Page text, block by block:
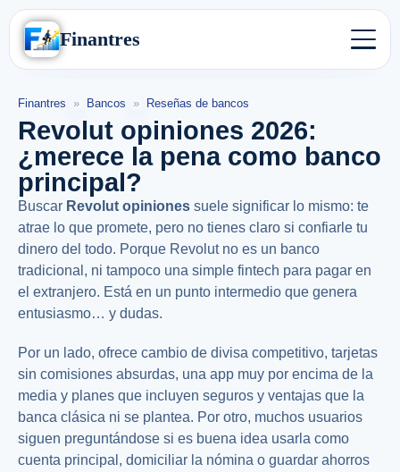
Finantres
Finantres » Bancos » Reseñas de bancos
Revolut opiniones 2026:
¿merece la pena como banco
principal?
Buscar Revolut opiniones suele significar lo mismo: te
atrae lo que promete, pero no tienes claro si confiarle tu
dinero del todo. Porque Revolut no es un banco
tradicional, ni tampoco una simple fintech para pagar en
el extranjero. Está en un punto intermedio que genera
entusiasmo… y dudas.
Por un lado, ofrece cambio de divisa competitivo, tarjetas
sin comisiones absurdas, una app muy por encima de la
media y planes que incluyen seguros y ventajas que la
banca clásica ni se plantea. Por otro, muchos usuarios
siguen preguntándose si es buena idea usarla como
cuenta principal, domiciliar la nómina o guardar ahorros